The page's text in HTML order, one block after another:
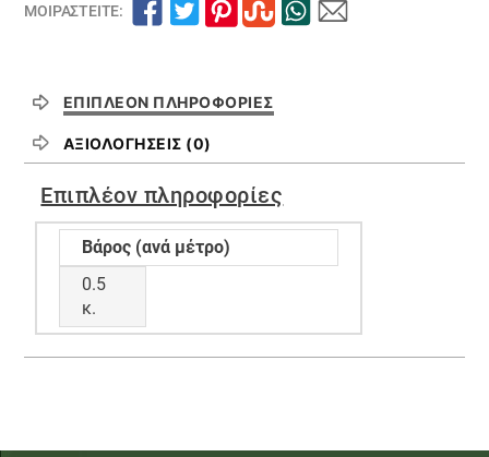
ΜΟΙΡΑΣΤΕΊΤΕ:
ΕΠΙΠΛΈΟΝ ΠΛΗΡΟΦΟΡΊΕΣ
ΑΞΙΟΛΟΓΉΣΕΙΣ (0)
Επιπλέον πληροφορίες
Βάρος (ανά μέτρο)
0.5
κ.